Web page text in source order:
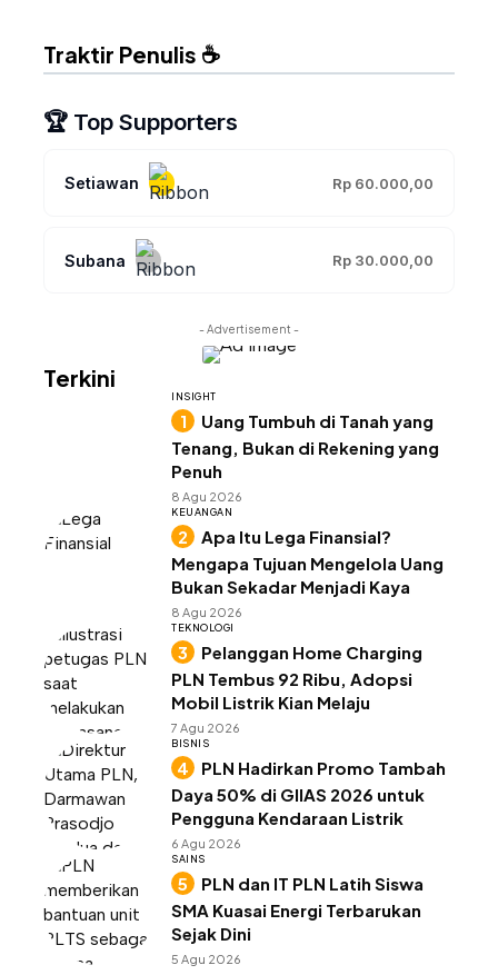
Traktir Penulis ☕
🏆 Top Supporters
Setiawan Rp 60.000,00
Subana Rp 30.000,00
- Advertisement -
Terkini
INSIGHT
Uang Tumbuh di Tanah yang
Tenang, Bukan di Rekening yang
Penuh
8 Agu 2026
KEUANGAN
Apa Itu Lega Finansial?
Mengapa Tujuan Mengelola Uang
Bukan Sekadar Menjadi Kaya
8 Agu 2026
TEKNOLOGI
Pelanggan Home Charging
PLN Tembus 92 Ribu, Adopsi
Mobil Listrik Kian Melaju
7 Agu 2026
BISNIS
PLN Hadirkan Promo Tambah
Daya 50% di GIIAS 2026 untuk
Pengguna Kendaraan Listrik
6 Agu 2026
SAINS
PLN dan IT PLN Latih Siswa
SMA Kuasai Energi Terbarukan
Sejak Dini
5 Agu 2026